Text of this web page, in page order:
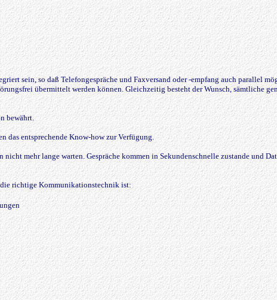
sein, so daß Telefongespräche und Faxversand oder -empfang auch parallel
übermittelt werden können. Gleichzeitig besteht der Wunsch, sämtliche
bewährt.
das entsprechende Know-how zur Verfügung.
mehr lange warten. Gespräche kommen in Sekundenschnelle zustande und
richtige Kommunikationstechnik ist: